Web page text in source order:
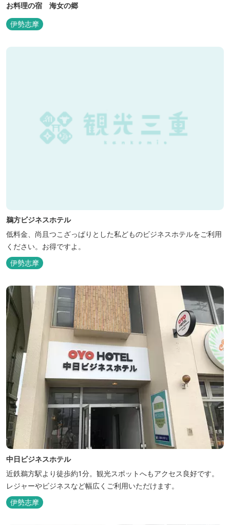
お料理の宿 海女の郷
伊勢志摩
鵜方ビジネスホテル
低料金、尚且つこざっぱりとした私どものビジネスホテルをご利用
ください。お得ですよ。
伊勢志摩
中日ビジネスホテル
近鉄鵜方駅より徒歩約1分。観光スポットへもアクセス良好です。
レジャーやビジネスなど幅広くご利用いただけます。
伊勢志摩